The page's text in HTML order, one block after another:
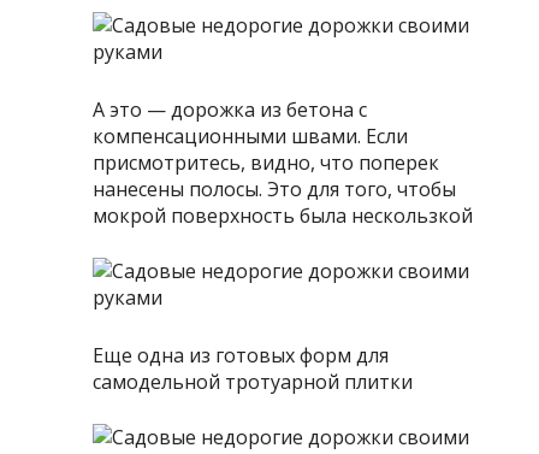
А это — дорожка из бетона с
компенсационными швами. Если
присмотритесь, видно, что поперек
нанесены полосы. Это для того, чтобы
мокрой поверхность была нескользкой
Еще одна из готовых форм для
самодельной тротуарной плитки